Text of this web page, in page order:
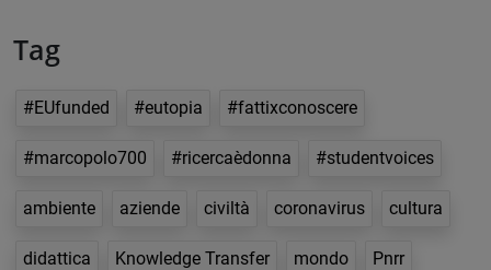
Tag
#EUfunded #eutopia #fattixconoscere
#marcopolo700 #ricercaèdonna #studentvoices
ambiente aziende civiltà coronavirus cultura
didattica Knowledge Transfer mondo Pnrr